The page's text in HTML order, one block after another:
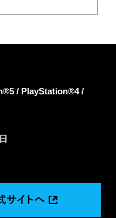
/ PlayStation®4 /